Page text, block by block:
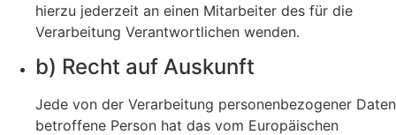
hierzu jederzeit an einen Mitarbeiter des für die
Verarbeitung Verantwortlichen wenden.
b) Recht auf Auskunft
Jede von der Verarbeitung personenbezogener Daten
betroffene Person hat das vom Europäischen